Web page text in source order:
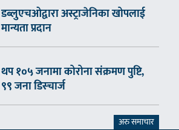
डब्लुएचओद्वारा अस्ट्राजेनिका खोपलाई
मान्यता प्रदान
थप १०५ जनामा कोरोना संक्रमण पुष्टि,
९९ जना डिस्चार्ज
अरु समाचार